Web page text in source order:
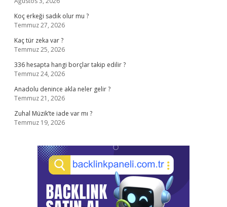
Koç erkeği sadık olur mu ?
Temmuz 27, 2026
Kaç tür zeka var ?
Temmuz 25, 2026
336 hesapta hangi borçlar takip edilir ?
Temmuz 24, 2026
Anadolu denince akla neler gelir ?
Temmuz 21, 2026
Zuhal Müzik’te iade var mı ?
Temmuz 19, 2026